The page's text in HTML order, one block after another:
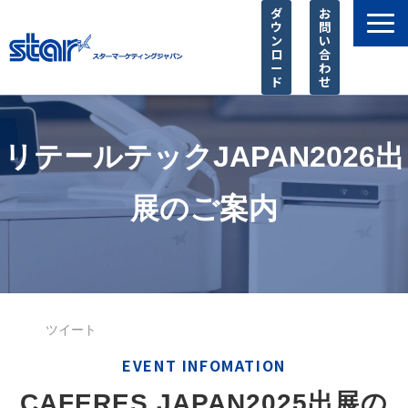
ダ
ウ
ン
ロ
ー
ド
お
問
い
合
わ
せ
店舗様に選ばれる理由
SIer様 支援サービス
導入事例
リテールテックJAPAN2026出
展のご案内
ツイート
EVENT INFOMATION